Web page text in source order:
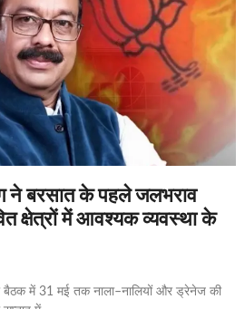
ने बरसात के पहले जलभराव
क्षेत्रों में आवश्यक व्यवस्था के
बैठक में 31 मई तक नाला–नालियों और ड्रेनेज की